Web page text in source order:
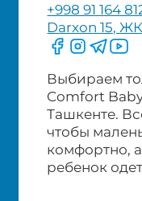
+998 91 164
Darxon 15,
Следите за
Следите
Выбираем
Comfort
Ташкенте.
чтобы
комфортно,
ребенок